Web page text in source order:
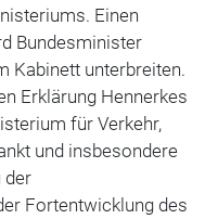
Einen
Bundesminister
Kabinett unterbreiten.
Erklärung Hennerkes
für Verkehr,
und insbesondere
der
Fortentwicklung des